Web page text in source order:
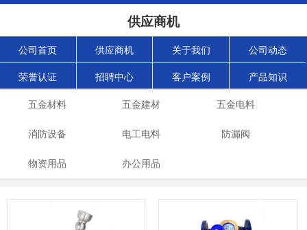
供应商机
公司首页 供应商机 关于我们 公司动态
荣誉认证 招聘中心 客户案例 产品知识
五金材料 五金建材 五金电料
消防设备 电工电料 防漏阀
物资用品 办公用品